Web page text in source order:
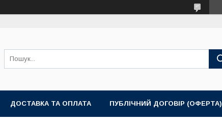
ДОСТАВКА ТА ОПЛАТА ПУБЛІЧНИЙ ДОГОВІР (ОФЕРТА)